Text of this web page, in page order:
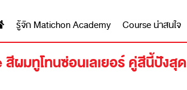
รู้จัก Matichon Academy Course น่าสนใจ
ผมทูโทนซ่อนเลเยอร์ คู่สีนี้ปังสุด